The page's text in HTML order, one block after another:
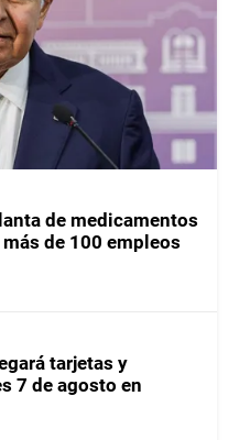
de medicamentos
de 100 empleos
tarjetas y
7 de agosto en